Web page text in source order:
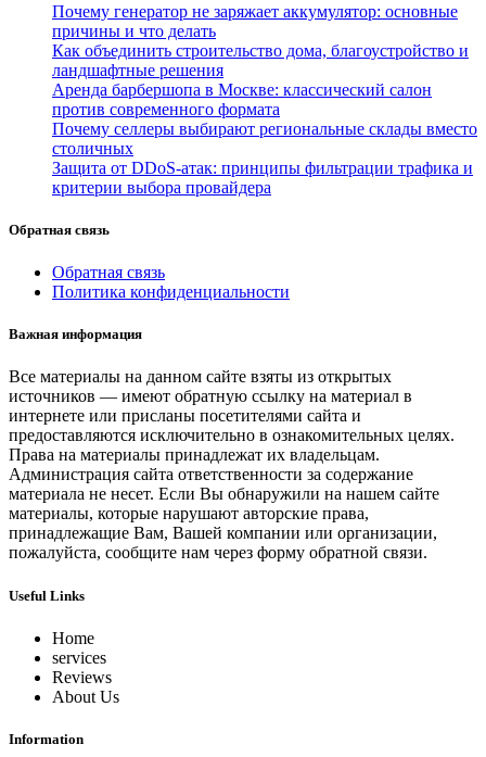
Почему генератор не заряжает аккумулятор: основные
причины и что делать
Как объединить строительство дома, благоустройство и
ландшафтные решения
Аренда барбершопа в Москве: классический салон
против современного формата
Почему селлеры выбирают региональные склады вместо
столичных
Защита от DDoS-атак: принципы фильтрации трафика и
критерии выбора провайдера
Обратная связь
Обратная связь
Политика конфиденциальности
Важная информация
Все материалы на данном сайте взяты из открытых
источников — имеют обратную ссылку на материал в
интернете или присланы посетителями сайта и
предоставляются исключительно в ознакомительных целях.
Права на материалы принадлежат их владельцам.
Администрация сайта ответственности за содержание
материала не несет. Если Вы обнаружили на нашем сайте
материалы, которые нарушают авторские права,
принадлежащие Вам, Вашей компании или организации,
пожалуйста, сообщите нам через форму обратной связи.
Useful Links
Home
services
Reviews
About Us
Information